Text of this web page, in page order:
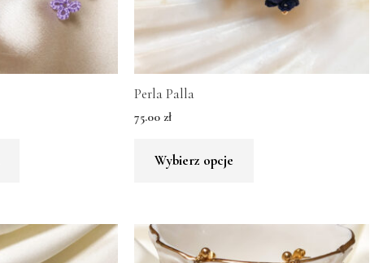
Perla Palla
75.00 zł
Wybierz opcje